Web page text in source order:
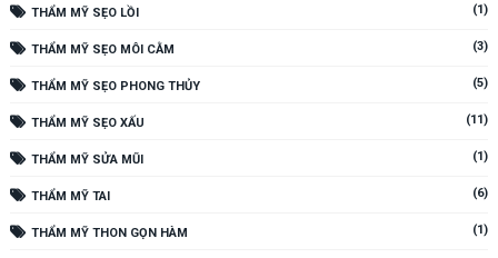
THẨM MỸ SẸO LỒI (1)
THẨM MỸ SẸO MÔI CẰM (3)
THẨM MỸ SẸO PHONG THỦY (5)
THẨM MỸ SẸO XẤU (11)
THẨM MỸ SỬA MŨI (1)
THẨM MỸ TAI (6)
THẨM MỸ THON GỌN HÀM (1)